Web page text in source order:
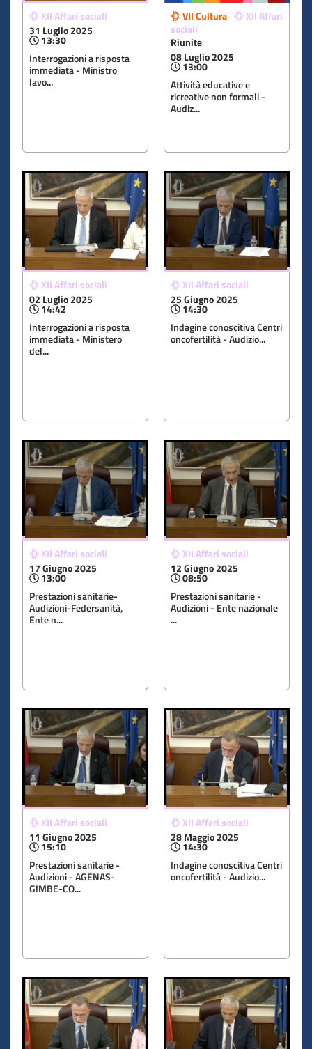
XII Affari sociali
31 Luglio 2025
13:30
Interrogazioni a risposta
immediata - Ministro
lavo...
VII Cultura
XII Affari
sociali
Riunite
08 Luglio 2025
13:00
Attività educative e
ricreative non formali -
Audiz...
XII Affari sociali
02 Luglio 2025
14:42
Interrogazioni a risposta
immediata - Ministero
del...
XII Affari sociali
25 Giugno 2025
14:30
Indagine conoscitiva Centri
oncofertilità - Audizio...
XII Affari sociali
17 Giugno 2025
13:00
Prestazioni sanitarie-
Audizioni-Federsanità,
Ente n...
XII Affari sociali
12 Giugno 2025
08:50
Prestazioni sanitarie -
Audizioni - Ente nazionale
...
XII Affari sociali
11 Giugno 2025
15:10
Prestazioni sanitarie -
Audizioni - AGENAS-
GIMBE-CO...
XII Affari sociali
28 Maggio 2025
14:30
Indagine conoscitiva Centri
oncofertilità - Audizio...